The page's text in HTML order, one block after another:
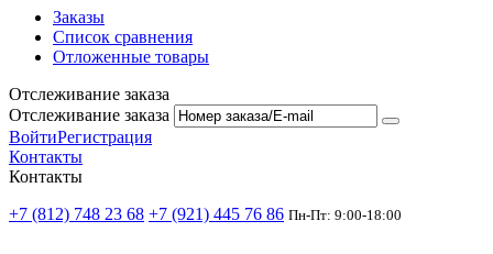
Заказы
Список сравнения
Отложенные товары
Отслеживание заказа
Отслеживание заказа
ВойтиРегистрация
Контакты
Контакты
+7 (812) 748 23 68 +7 (921) 445 76 86 Пн-Пт: 9:00-18:00